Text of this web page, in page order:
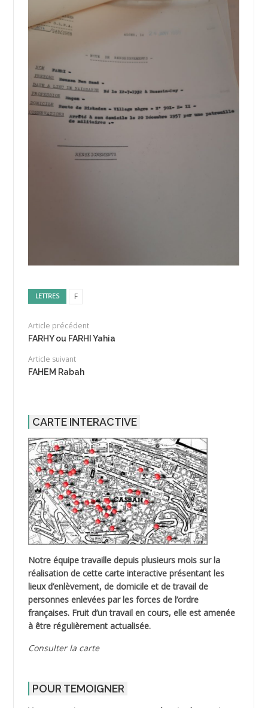
LETTRES F
Article précédent
FARHY ou FARHI Yahia
Article suivant
FAHEM Rabah
CARTE INTERACTIVE
Notre équipe travaille depuis plusieurs mois sur la
réalisation de cette carte interactive présentant les
lieux d’enlèvement, de domicile et de travail de
personnes enlevées par les forces de l’ordre
françaises. Fruit d’un travail en cours, elle est amenée
à être régulièrement actualisée.
Consulter la carte
POUR TEMOIGNER